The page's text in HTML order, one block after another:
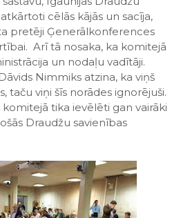
cēlās kājās un sacīja,
pretēji Ģenerālkonferences
Arī tā nosaka, ka komitejā
un nodaļu vadītāji.
Nimmiks atzina, ka viņš
taču viņi šīs norādes ignorējuši.
tika ievēlēti gan vairāki
Draudžu savienības